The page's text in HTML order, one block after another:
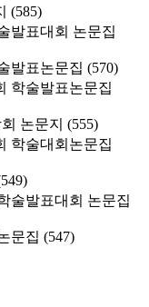
(585)
발표대회 논문집
발표논문집 (570)
학술발표논문집
논문지 (555)
학술대회논문집
술발표대회 논문집
문집 (547)